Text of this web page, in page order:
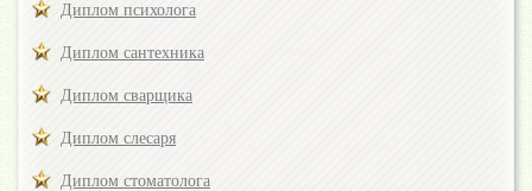
Диплом психолога
Диплом сантехника
Диплом сварщика
Диплом слесаря
Диплом стоматолога